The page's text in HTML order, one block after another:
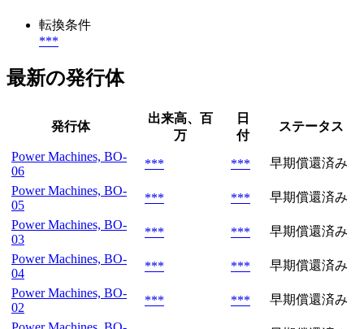
転換条件
***
最新の発行体
発行体
出来高、百
万
日
付
ステータス
Power Machines, BO-
06
*** ***
早期償還済み
Power Machines, BO-
05
*** ***
早期償還済み
Power Machines, BO-
03
*** ***
早期償還済み
Power Machines, BO-
04
*** ***
早期償還済み
Power Machines, BO-
02
*** ***
早期償還済み